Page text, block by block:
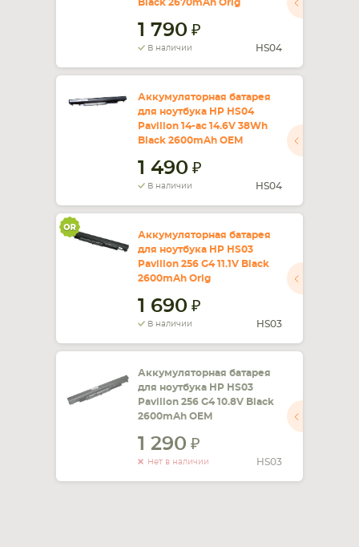
КОМПЛЕКТУЮЩИЕ
Black 2670mAh Orig
1 790
В наличии HS04
Аккумуляторная батарея
для ноутбука HP HS04
Pavilion 14-ac 14.6V 38Wh
Black 2600mAh OEM
1 490
В наличии HS04
Аккумуляторная батарея
для ноутбука HP HS03
Pavilion 256 G4 11.1V Black
2600mAh Orig
1 690
В наличии HS03
Аккумуляторная батарея
для ноутбука HP HS03
Pavilion 256 G4 10.8V Black
2600mAh OEM
1 290
Нет в наличии HS03